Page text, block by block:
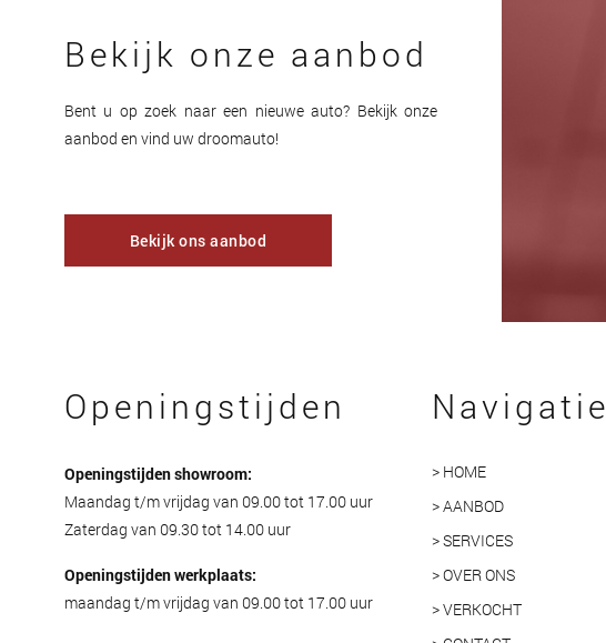
Bekijk onze aanbod
Bent u op zoek naar een nieuwe auto? Bekijk onze
aanbod en vind uw droomauto!
Bekijk ons aanbod
Openingstijden
Openingstijden showroom:
Maandag t/m vrijdag van 09.00 tot 17.00 uur
Zaterdag van 09.30 tot 14.00 uur
Openingstijden werkplaats:
maandag t/m vrijdag van 09.00 tot 17.00 uur
Navigatie
> HOME
> AANBOD
> SERVICES
> OVER ONS
> VERKOCHT